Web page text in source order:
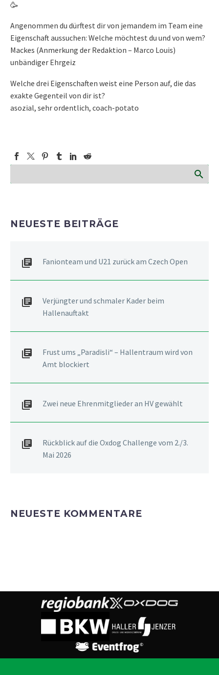
🥳
Angenommen du dürftest dir von jemandem im Team eine
Eigenschaft aussuchen: Welche möchtest du und von wem?
Mackes (Anmerkung der Redaktion – Marco Louis)
unbändiger Ehrgeiz
Welche drei Eigenschaften weist eine Person auf, die das
exakte Gegenteil von dir ist?
asozial, sehr ordentlich, coach-potato
NEUESTE BEITRÄGE
Fanionteam und U21 zurück am Czech Open
Verjüngter und schmaler Kader beim
Hallenauftakt
Frust ums „Paradisli“ – Hallentraum wird von
Amt blockiert
Zwei neue Ehrenmitglieder an HV gewählt
Rückblick auf die Oxdog Challenge vom 2./3.
Mai 2026
NEUESTE KOMMENTARE